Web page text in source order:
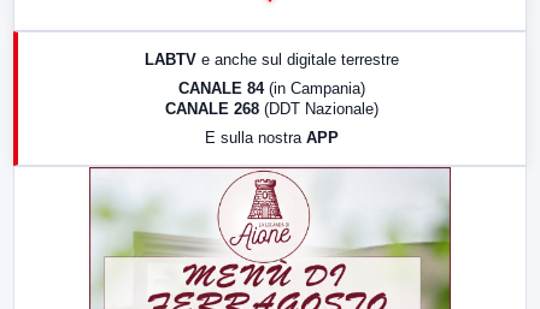
17:00 LabNews (replica)
LABTV e anche sul digitale terrestre
CANALE 84 (in Campania)
CANALE 268 (DDT Nazionale)
E sulla nostra APP